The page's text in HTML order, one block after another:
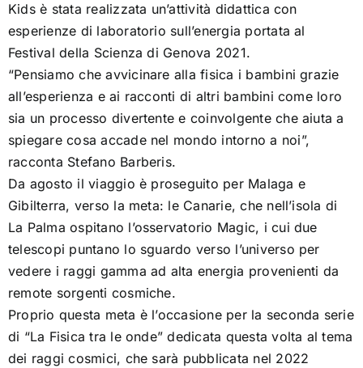
Kids è stata realizzata un’attività didattica con
esperienze di laboratorio sull’energia portata al
Festival della Scienza di Genova 2021.
“Pensiamo che avvicinare alla fisica i bambini grazie
all’esperienza e ai racconti di altri bambini come loro
sia un processo divertente e coinvolgente che aiuta a
spiegare cosa accade nel mondo intorno a noi”,
racconta Stefano Barberis.
Da agosto il viaggio è proseguito per Malaga e
Gibilterra, verso la meta: le Canarie, che nell’isola di
La Palma ospitano l’osservatorio Magic, i cui due
telescopi puntano lo sguardo verso l’universo per
vedere i raggi gamma ad alta energia provenienti da
remote sorgenti cosmiche.
Proprio questa meta è l’occasione per la seconda serie
di “La Fisica tra le onde” dedicata questa volta al tema
dei raggi cosmici, che sarà pubblicata nel 2022